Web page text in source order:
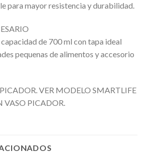
para mayor resistencia y durabilidad.
de 700 ml con tapa ideal
pequenas de alimentos y accesorio
VER MODELO SMARTLIFE
VASO PICADOR.